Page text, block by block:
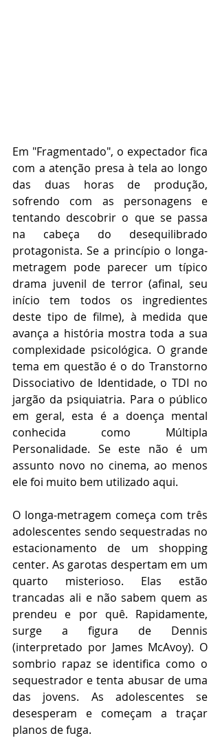
Em "Fragmentado", o expectador fica
com a atenção presa à tela ao longo
das duas horas de produção,
sofrendo com as personagens e
tentando descobrir o que se passa
na cabeça do desequilibrado
protagonista. Se a princípio o longa-
metragem pode parecer um típico
drama juvenil de terror (afinal, seu
início tem todos os ingredientes
deste tipo de filme), à medida que
avança a história mostra toda a sua
complexidade psicológica. O grande
tema em questão é o do Transtorno
Dissociativo de Identidade, o TDI no
jargão da psiquiatria. Para o público
em geral, esta é a doença mental
conhecida como Múltipla
Personalidade. Se este não é um
assunto novo no cinema, ao menos
ele foi muito bem utilizado aqui.
O longa-metragem começa com três
adolescentes sendo sequestradas no
estacionamento de um shopping
center. As garotas despertam em um
quarto misterioso. Elas estão
trancadas ali e não sabem quem as
prendeu e por quê. Rapidamente,
surge a figura de Dennis
(interpretado por James McAvoy). O
sombrio rapaz se identifica como o
sequestrador e tenta abusar de uma
das jovens. As adolescentes se
desesperam e começam a traçar
planos de fuga.